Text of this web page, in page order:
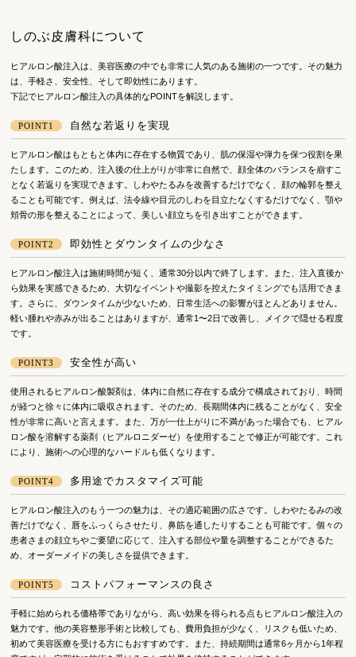
しのぶ皮膚科について
ヒアルロン酸注入は、美容医療の中でも非常に人気のある施術の一つです。その魅力
は、手軽さ、安全性、そして即効性にあります。
下記でヒアルロン酸注入の具体的なPOINTを解説します。
POINT1 自然な若返りを実現
ヒアルロン酸はもともと体内に存在する物質であり、肌の保湿や弾力を保つ役割を果
たします。このため、注入後の仕上がりが非常に自然で、顔全体のバランスを崩すこ
となく若返りを実現できます。しわやたるみを改善するだけでなく、顔の輪郭を整え
ることも可能です。例えば、法令線や目元のしわを目立たなくするだけでなく、顎や
頬骨の形を整えることによって、美しい顔立ちを引き出すことができます。
POINT2 即効性とダウンタイムの少なさ
ヒアルロン酸注入は施術時間が短く、通常30分以内で終了します。また、注入直後か
ら効果を実感できるため、大切なイベントや撮影を控えたタイミングでも活用できま
す。さらに、ダウンタイムが少ないため、日常生活への影響がほとんどありません。
軽い腫れや赤みが出ることはありますが、通常1〜2日で改善し、メイクで隠せる程度
です。
POINT3 安全性が高い
使用されるヒアルロン酸製剤は、体内に自然に存在する成分で構成されており、時間
が経つと徐々に体内に吸収されます。そのため、長期間体内に残ることがなく、安全
性が非常に高いと言えます。また、万が一仕上がりに不満があった場合でも、ヒアル
ロン酸を溶解する薬剤（ヒアルロニダーゼ）を使用することで修正が可能です。これ
により、施術への心理的なハードルも低くなります。
POINT4 多用途でカスタマイズ可能
ヒアルロン酸注入のもう一つの魅力は、その適応範囲の広さです。しわやたるみの改
善だけでなく、唇をふっくらさせたり、鼻筋を通したりすることも可能です。個々の
患者さまの顔立ちやご要望に応じて、注入する部位や量を調整することができるた
め、オーダーメイドの美しさを提供できます。
POINT5 コストパフォーマンスの良さ
手軽に始められる価格帯でありながら、高い効果を得られる点もヒアルロン酸注入の
魅力です。他の美容整形手術と比較しても、費用負担が少なく、リスクも低いため、
初めて美容医療を受ける方にもおすすめです。また、持続期間は通常6ヶ月から1年程